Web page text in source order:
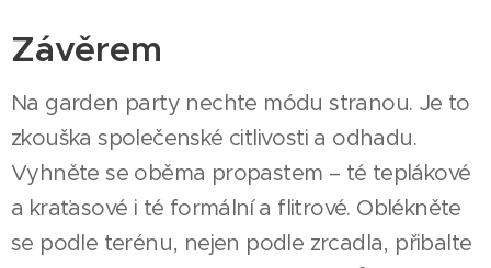
Závěrem
Na garden party nechte módu stranou. Je to
zkouška společenské citlivosti a odhadu.
Vyhněte se oběma propastem – té teplákové
a kraťasové i té formální a flitrové. Oblékněte
se podle terénu, nejen podle zrcadla, přibalte